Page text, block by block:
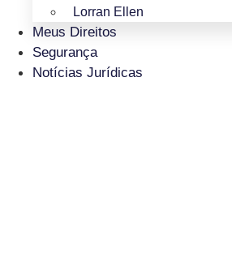
Lorran Ellen
Meus Direitos
Segurança
Notícias Jurídicas